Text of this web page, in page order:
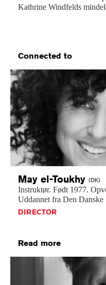
Kathrine Windfelds
Connected to
May el-Toukhy (DK)
Instruktør. Født 1977.
Uddannet fra Den Danske
DIRECTOR
Read more